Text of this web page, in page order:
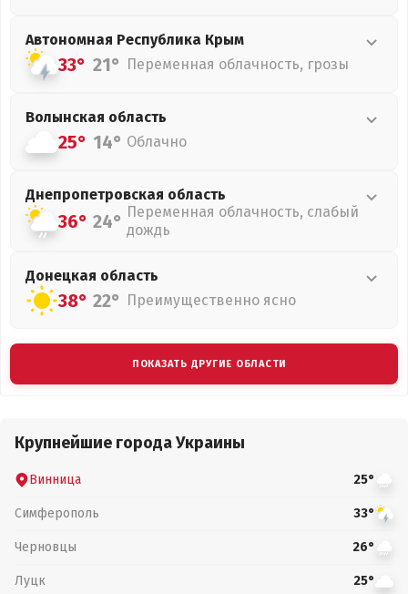
Автономная Республика Крым
33° 21° Переменная облачность, грозы
Волынская область
25° 14° Облачно
Днепропетровская область
36° 24° Переменная облачность, слабый
дождь
Донецкая область
38° 22° Преимущественно ясно
ПОКАЗАТЬ ДРУГИЕ ОБЛАСТИ
Крупнейшие города Украины
Винница 25°
Симферополь 33°
Черновцы 26°
Луцк 25°